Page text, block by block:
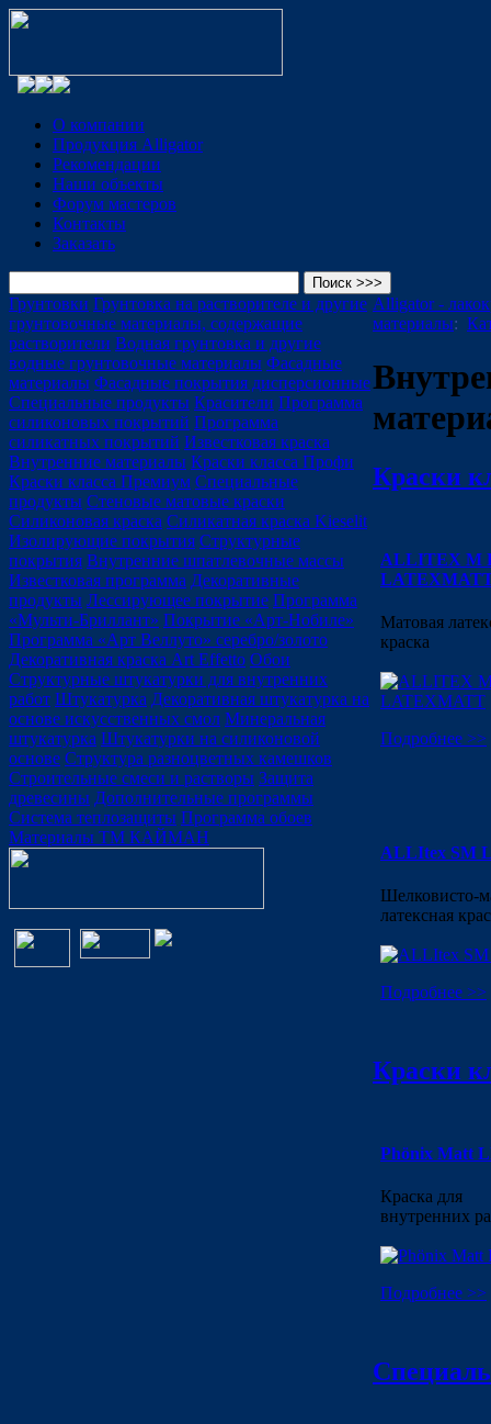
О компании
Продукция Alligator
Рекомендации
Наши объекты
Форум мастеров
Контакты
Заказать
Грунтовки Грунтовка на растворителе и другие
грунтовочные материалы, содержащие
растворители Водная грунтовка и другие
водные грунтовочные материалы Фасадные
материалы Фасадные покрытия дисперсионные
Специальные продукты Красители Программа
силиконовых покрытий Программа
силикатных покрытий Известковая краска
Внутренние материалы Краски класса Профи
Краски класса Премиум Специальные
продукты Стеновые матовые краски
Силиконовая краска Силикатная краска Kieselit
Изолирующие покрытия Структурные
покрытия Внутренние шпатлевочные массы
Известковая программа Декоративные
продукты Лессирующее покрытие Программа
«Мульти-Бриллант» Покрытие «Арт-Нобиле»
Программа «Арт Веллуто» серебро/золото
Декоративная краска Art Effetto Обои
Структурные штукатурки для внутренних
работ Штукатурка Декоративная штукатурка на
основе искусственных смол Минеральная
штукатурка Штукатурки на силиконовой
основе Структура разноцветных камешков
Строительные смеси и растворы Защита
древесины Дополнительные программы
Система теплозащиты Программа обоев
Материалы ТМ КАЙМАН
Alligator -
материалы:
Краски
ALLITEX M
Матовая
краска
Подробнее >>
ALLItex SМ
Шелковисто-
латексная
Подробнее >>
Краски
Phönix Matt
Краска для
внутренних
Подробнее >>